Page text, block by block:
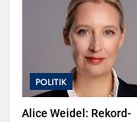
POLITIK
Alice Weidel: Rekord-